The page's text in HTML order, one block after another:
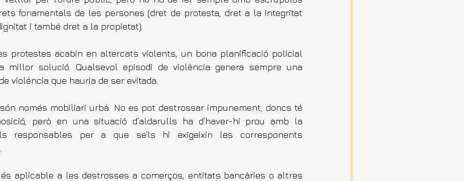
fonamentals de les persones (dret de protesta, dret a la integritat
i també dret a la propietat).
protestes acabin en altercats violents, un bona planificació policial
millor solució. Qualsevol episodi de violència genera sempre una
violència que hauria de ser evitada.
només mobiliari urbà. No es pot destrossar impunement, doncs té
però en una situació d’aldarulls ha d’haver-hi prou amb la
responsables per a que se’ls hi exigeixin les corresponents
aplicable a les destrosses a comerços, entitats bancàries o altres